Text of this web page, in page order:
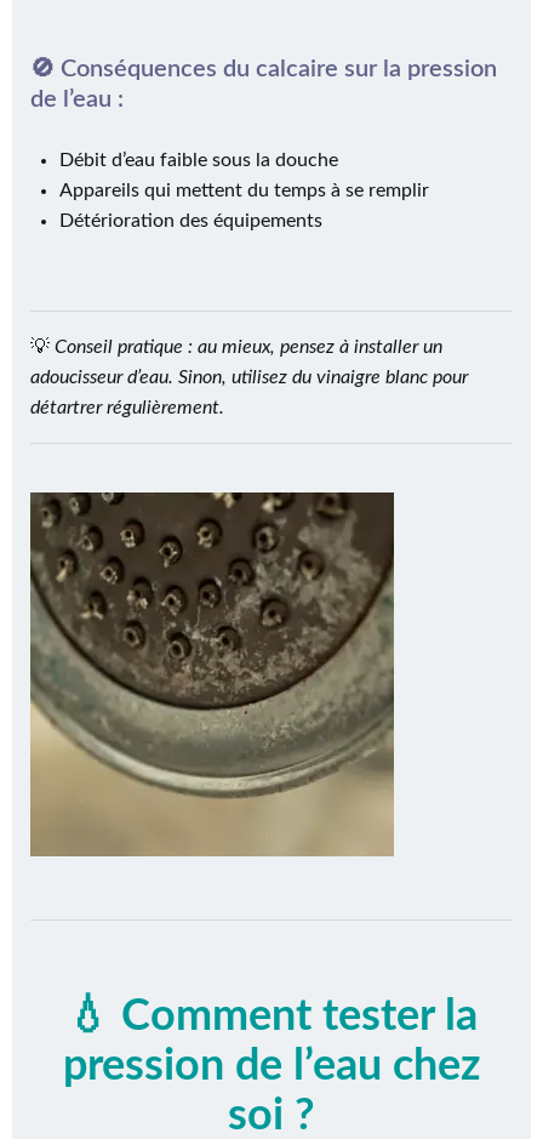
🚫 Conséquences du calcaire sur la pression
de l’eau :
Débit d’eau faible sous la douche
Appareils qui mettent du temps à se remplir
Détérioration des équipements
💡 Conseil pratique : au mieux, pensez à installer un
adoucisseur d’eau. Sinon, utilisez du vinaigre blanc pour
détartrer régulièrement.
💧 Comment tester la
pression de l’eau chez
soi ?